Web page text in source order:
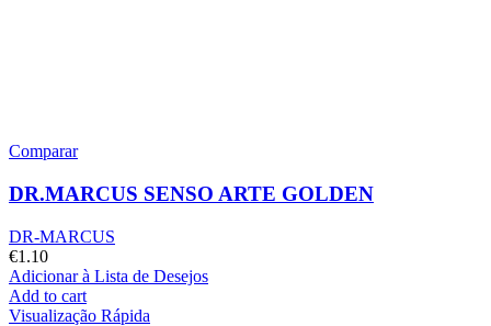
Comparar
DR.MARCUS SENSO ARTE GOLDEN
DR-MARCUS
€1.10
Adicionar à Lista de Desejos
Add to cart
Visualização Rápida